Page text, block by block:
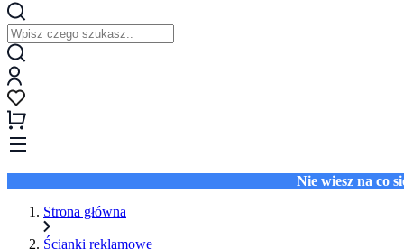
Nie wiesz na co
Strona główna
Ścianki reklamowe